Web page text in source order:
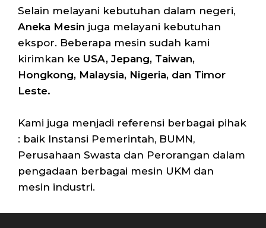
Selain melayani kebutuhan dalam negeri,
Aneka Mesin juga melayani kebutuhan
ekspor. Beberapa mesin sudah kami
kirimkan ke USA, Jepang, Taiwan,
Hongkong, Malaysia, Nigeria, dan Timor
Leste.
Kami juga menjadi referensi berbagai pihak
: baik Instansi Pemerintah, BUMN,
Perusahaan Swasta dan Perorangan dalam
pengadaan berbagai mesin UKM dan
mesin industri.